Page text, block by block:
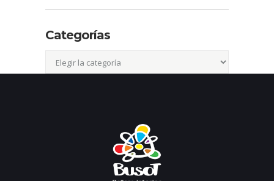
Categorías
Categorías